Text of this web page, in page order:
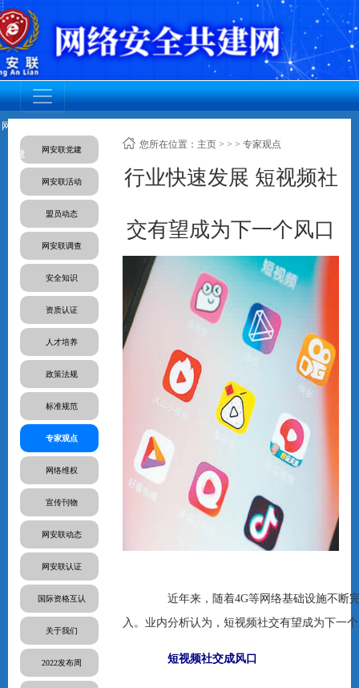
网安联党
建 网安联党建
网安联活动
盟员动态
网安联调查
安全知识
资质认证
人才培养
政策法规
标准规范
专家观点
网络维权
宣传刊物
网安联动态
网安联认证
国际资格互认
关于我们
2022发布周
您所在位置： 主页 >>> 专家观点
行业快速发展 短视频社
交有望成为下一个风口
近年来，随着4G等网络基础设施不断完
入。业内分析认为，短视频社交有望成为下一
短视频社交成风口